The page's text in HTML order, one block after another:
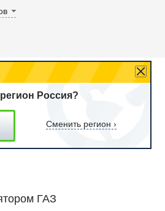
Россия?
Сменить регион ›
ГАЗ